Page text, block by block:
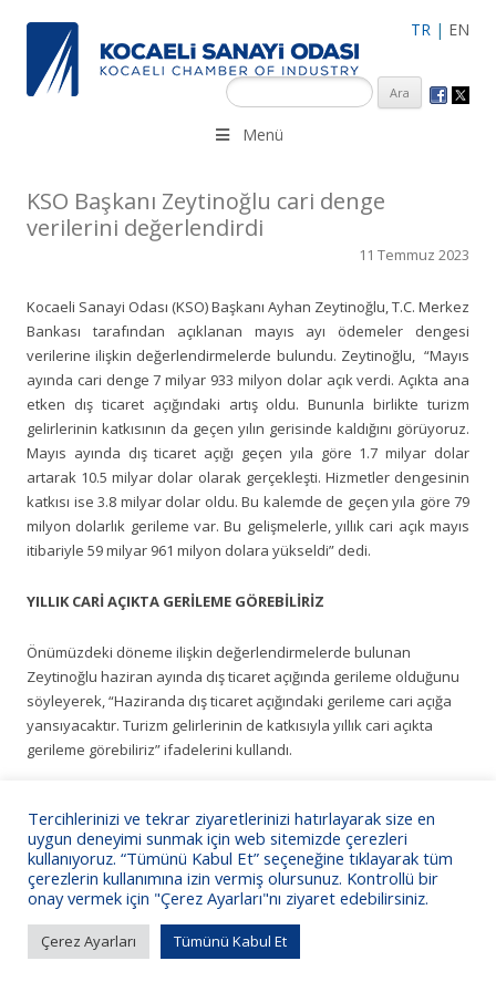
TR | EN
KSO 3500’ü aşkın sanayi kuruluşuna uzman çalışanları ile İzmit
Merkez, Çayırova, Dilovası, Gebze ve İMES OSB’deki ofisleri ile
Menü
KSO Başkanı Zeytinoğlu cari denge
verilerini değerlendirdi
11 Temmuz 2023
Kocaeli Sanayi Odası (KSO) Başkanı Ayhan Zeytinoğlu, T.C. Merkez
Bankası tarafından açıklanan mayıs ayı ödemeler dengesi
verilerine ilişkin değerlendirmelerde bulundu. Zeytinoğlu, “Mayıs
ayında cari denge 7 milyar 933 milyon dolar açık verdi. Açıkta ana
etken dış ticaret açığındaki artış oldu. Bununla birlikte turizm
gelirlerinin katkısının da geçen yılın gerisinde kaldığını görüyoruz.
Mayıs ayında dış ticaret açığı geçen yıla göre 1.7 milyar dolar
artarak 10.5 milyar dolar olarak gerçekleşti. Hizmetler dengesinin
katkısı ise 3.8 milyar dolar oldu. Bu kalemde de geçen yıla göre 79
milyon dolarlık gerileme var. Bu gelişmelerle, yıllık cari açık mayıs
itibariyle 59 milyar 961 milyon dolara yükseldi” dedi.
YILLIK CARİ AÇIKTA GERİLEME GÖREBİLİRİZ
Önümüzdeki döneme ilişkin değerlendirmelerde bulunan
Zeytinoğlu haziran ayında dış ticaret açığında gerileme olduğunu
söyleyerek, “Haziranda dış ticaret açığındaki gerileme cari açığa
yansıyacaktır. Turizm gelirlerinin de katkısıyla yıllık cari açıkta
gerileme görebiliriz” ifadelerini kullandı.
KSO Bilgi İşlem
Tercihlerinizi ve tekrar ziyaretlerinizi hatırlayarak size en
uygun deneyimi sunmak için web sitemizde çerezleri
kullanıyoruz. “Tümünü Kabul Et” seçeneğine tıklayarak tüm
çerezlerin kullanımına izin vermiş olursunuz. Kontrollü bir
onay vermek için "Çerez Ayarları"nı ziyaret edebilirsiniz.
Çerez Ayarları Tümünü Kabul Et